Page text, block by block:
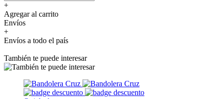
+
Agregar al carrito
Envíos
+
Envíos a todo el país
También te puede interesar